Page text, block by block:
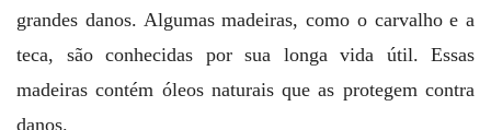
grandes danos. Algumas madeiras, como o carvalho e a
teca, são conhecidas por sua longa vida útil. Essas
madeiras contém óleos naturais que as protegem contra
danos.